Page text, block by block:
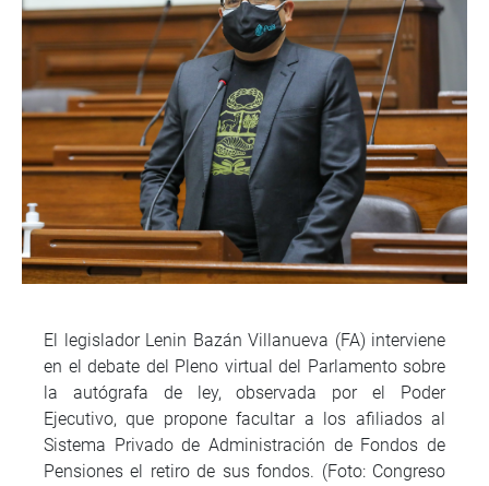
El legislador Lenin Bazán Villanueva (FA) interviene
en el debate del Pleno virtual del Parlamento sobre
la autógrafa de ley, observada por el Poder
Ejecutivo, que propone facultar a los afiliados al
Sistema Privado de Administración de Fondos de
Pensiones el retiro de sus fondos. (Foto: Congreso